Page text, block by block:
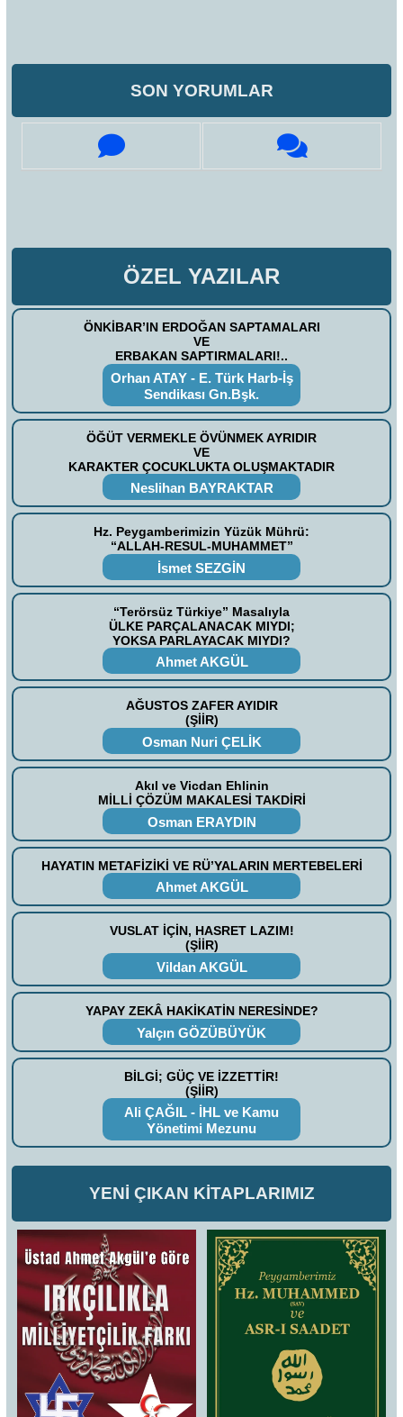
SON YORUMLAR
ÖZEL YAZILAR
ÖNKİBAR’IN ERDOĞAN SAPTAMALARI
VE
ERBAKAN SAPTIRMALARI!..
Orhan ATAY - E. Türk Harb-İş
Sendikası Gn.Bşk.
ÖĞÜT VERMEKLE ÖVÜNMEK AYRIDIR
VE
KARAKTER ÇOCUKLUKTA OLUŞMAKTADIR
Neslihan BAYRAKTAR
Hz. Peygamberimizin Yüzük Mührü:
“ALLAH-RESUL-MUHAMMET”
İsmet SEZGİN
“Terörsüz Türkiye” Masalıyla
ÜLKE PARÇALANACAK MIYDI;
YOKSA PARLAYACAK MIYDI?
Ahmet AKGÜL
AĞUSTOS ZAFER AYIDIR
(ŞİİR)
Osman Nuri ÇELİK
Akıl ve Vicdan Ehlinin
MİLLİ ÇÖZÜM MAKALESİ TAKDİRİ
Osman ERAYDIN
HAYATIN METAFİZİKİ VE RÜ’YALARIN MERTEBELERİ
Ahmet AKGÜL
VUSLAT İÇİN, HASRET LAZIM!
(ŞİİR)
Vildan AKGÜL
YAPAY ZEKÂ HAKİKATİN NERESİNDE?
Yalçın GÖZÜBÜYÜK
BİLGİ; GÜÇ VE İZZETTİR!
(ŞİİR)
Ali ÇAĞIL - İHL ve Kamu
Yönetimi Mezunu
YENİ ÇIKAN KİTAPLARIMIZ